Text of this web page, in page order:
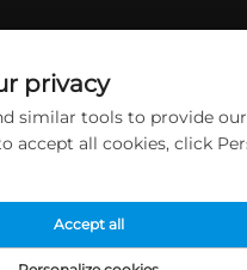
Hanchuan Industrial Co.,
Privatlivspolitik
privacy
similar tools to provide our
accept all cookies, click
Accept all